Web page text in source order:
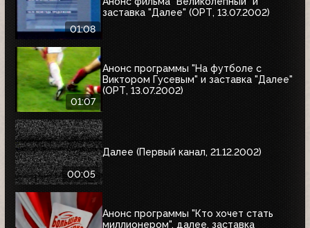
01:08
заставка "Далее" (ОРТ, 13.07.2002)
01:07
Анонс программы "На футболе с
Виктором Гусевым" и заставка "Далее"
(ОРТ, 13.07.2002)
00:05
Далее (Первый канал, 21.12.2002)
Анонс программы "Кто хочет стать
миллионером", далее, заставка